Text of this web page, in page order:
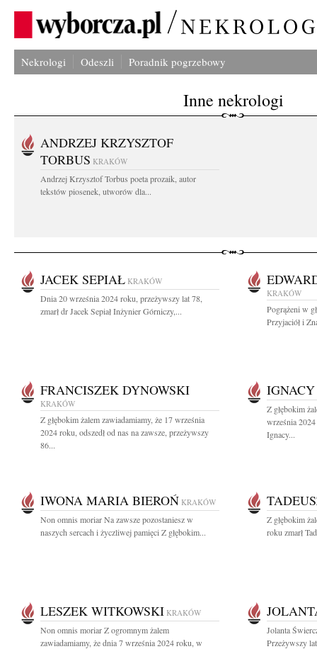
Nekrologi Odeszli Poradnik pogrzebowy
Inne nekrologi
ANDRZEJ KRZYSZTOF
TORBUS KRAKÓW
Andrzej Krzysztof Torbus poeta prozaik, autor
tekstów piosenek, utworów dla...
JACEK SEPIAŁ KRAKÓW
Dnia 20 września 2024 roku, przeżywszy lat 78,
zmarł dr Jacek Sepiał Inżynier Górniczy,...
KRAKÓW
Pogrążeni w
Przyjaciół i
FRANCISZEK DYNOWSKI
KRAKÓW
Z głębokim żalem zawiadamiamy, że 17 września
2024 roku, odszedł od nas na zawsze, przeżywszy
86...
Z głębokim
września
Ignacy...
IWONA MARIA BIEROŃ KRAKÓW
Non omnis moriar Na zawsze pozostaniesz w
naszych sercach i życzliwej pamięci Z głębokim...
Z głębokim
roku zmarł
LESZEK WITKOWSKI KRAKÓW
Non omnis moriar Z ogromnym żalem
zawiadamiamy, że dnia 7 września 2024 roku, w
Jolanta
Przeżywszy